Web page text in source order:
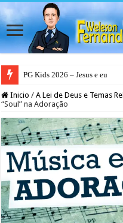
PG Kids 2026 – Jesus e eu
Inicio / A Lei de Deus e Temas
“Soul” na Adoração